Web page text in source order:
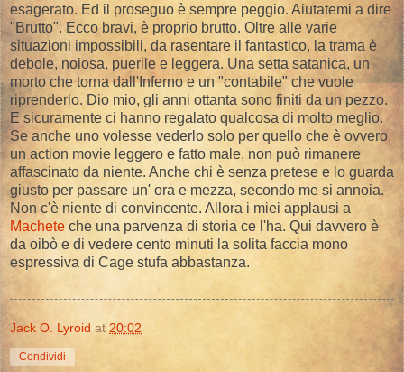
esagerato. Ed il proseguo è sempre peggio. Aiutatemi a dire
"Brutto". Ecco bravi, è proprio brutto. Oltre alle varie
situazioni impossibili, da rasentare il fantastico, la trama è
debole, noiosa, puerile e leggera. Una setta satanica, un
morto che torna dall'Inferno e un "contabile" che vuole
riprenderlo. Dio mio, gli anni ottanta sono finiti da un pezzo.
E sicuramente ci hanno regalato qualcosa di molto meglio.
Se anche uno volesse vederlo solo per quello che è ovvero
un action movie leggero e fatto male, non può rimanere
affascinato da niente. Anche chi è senza pretese e lo guarda
giusto per passare un' ora e mezza, secondo me si annoia.
Non c'è niente di convincente. Allora i miei applausi a
Machete che una parvenza di storia ce l'ha. Qui davvero è
da oibò e di vedere cento minuti la solita faccia mono
espressiva di Cage stufa abbastanza.
Jack O. Lyroid at 20:02
Condividi